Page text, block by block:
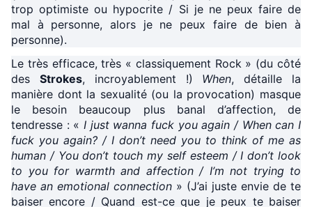
trop optimiste ou hypocrite / Si je ne peux faire de
mal à personne, alors je ne peux faire de bien à
personne).
Le très efficace, très « classiquement Rock » (du côté
des
Strokes, incroyablement !) When, détaille la
manière dont la sexualité (ou la provocation) masque
le besoin beaucoup plus banal d’affection, de
tendresse : « I just wanna fuck you again / When can I
fuck you again? / I don’t need you to think of me as
human / You don’t touch my self esteem / I don’t look
to you for warmth and affection / I’m not trying to
have an emotional connection » (J’ai juste envie de te
baiser encore / Quand est-ce que je peux te baiser